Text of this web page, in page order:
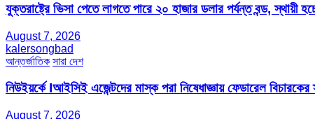
যুক্তরাষ্ট্রে ভিসা পেতে লাগতে পারে ২০ হাজার ডলার পর্যন্ত বন্ড, স্থায়ী
August 7, 2026
kalersongbad
আন্তর্জাতিক সারা দেশ
নিউইয়র্কে Iআইসিই এজেন্টদের মাস্ক পরা নিষেধাজ্ঞায় ফেডারেল বিচারকের
August 7, 2026